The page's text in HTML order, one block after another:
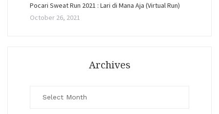
Pocari Sweat Run 2021 : Lari di Mana Aja (Virtual Run)
October 26, 2021
Archives